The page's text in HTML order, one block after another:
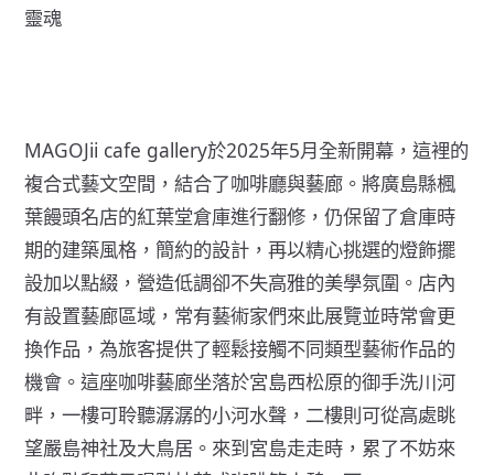
靈魂
MAGOJii cafe gallery於2025年5月全新開幕，這裡的
複合式藝文空間，結合了咖啡廳與藝廊。將廣島縣楓
葉饅頭名店的紅葉堂倉庫進行翻修，仍保留了倉庫時
期的建築風格，簡約的設計，再以精心挑選的燈飾擺
設加以點綴，營造低調卻不失高雅的美學氛圍。店內
有設置藝廊區域，常有藝術家們來此展覽並時常會更
換作品，為旅客提供了輕鬆接觸不同類型藝術作品的
機會。這座咖啡藝廊坐落於宮島西松原的御手洗川河
畔，一樓可聆聽潺潺的小河水聲，二樓則可從高處眺
望嚴島神社及大鳥居。來到宮島走走時，累了不妨來